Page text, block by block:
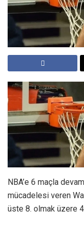
NBA’e 6 maçla
mücadelesi veren
üste 8. olmak üzere